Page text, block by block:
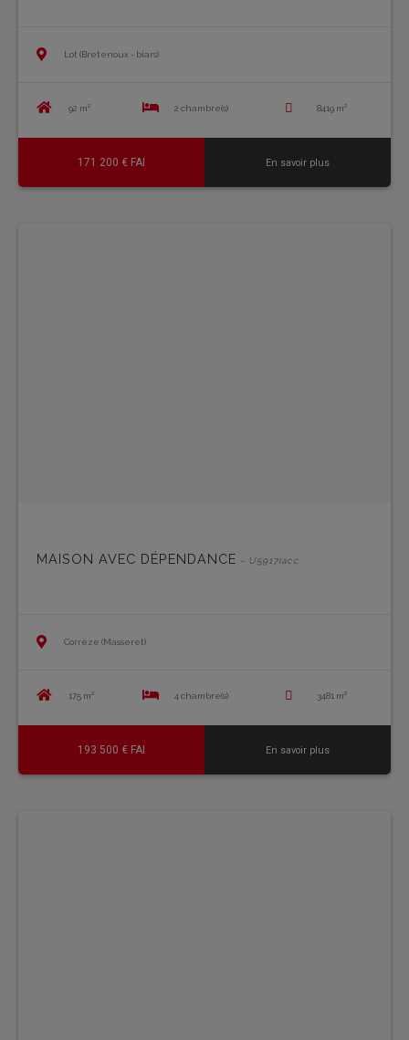
Lot (Bretenoux - biars)
92 m² 2 chambre(s) 8419 m²
171 200 € FAI En savoir plus
MAISON AVEC DÉPENDANCE - U5917iacc
Corrèze (Masseret)
175 m² 4 chambre(s) 3481 m²
193 500 € FAI En savoir plus